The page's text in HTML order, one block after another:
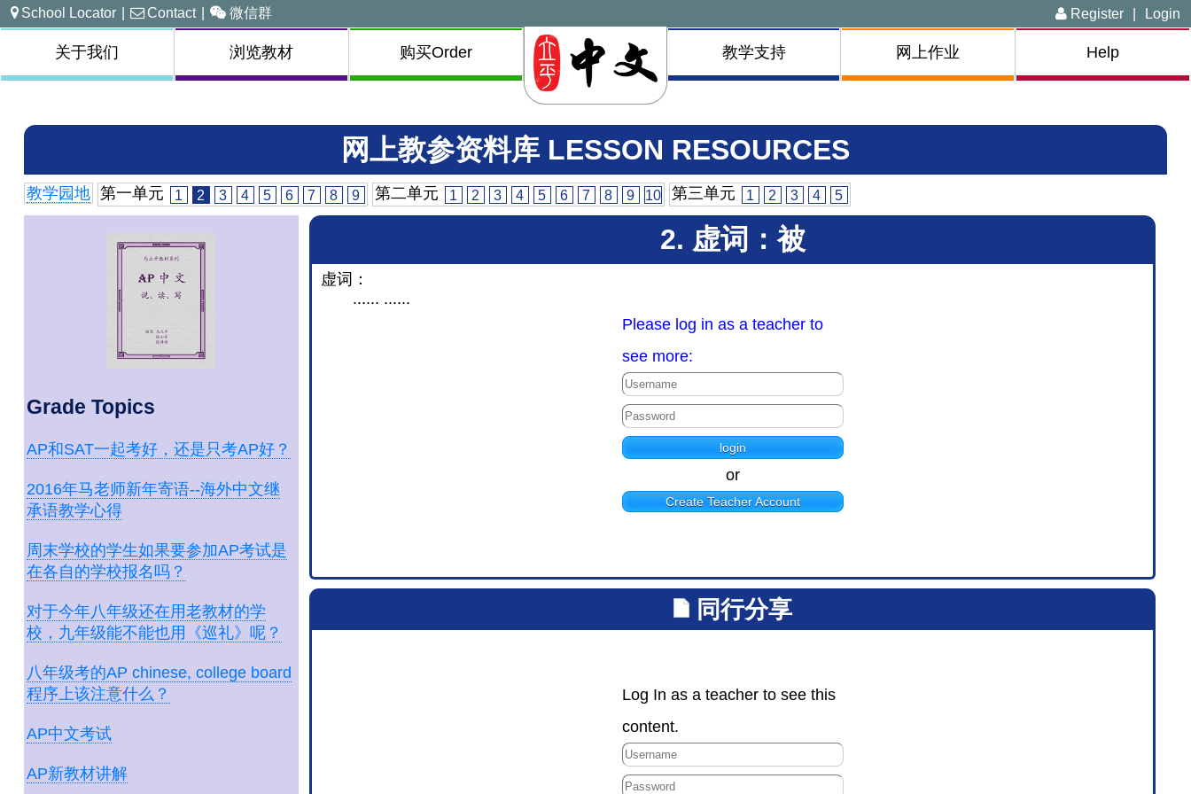
School Locator | Contact | 微信群 Register | Login
关于我们 浏览教材 购买Order 教学支持 网上作业 Help
网上教参资料库 LESSON RESOURCES
教学园地 第一单元 1 2 3 4 5 6 7 8 9 第二单元 1 2 3 4 5 6 7 8 9 10 第三单元 1 2 3 4 5
Grade Topics
AP和SAT一起考好，还是只考AP好？
2016年马老师新年寄语--海外中文继
承语教学心得
周末学校的学生如果要参加AP考试是
在各自的学校报名吗？
对于今年八年级还在用老教材的学
校，九年级能不能也用《巡礼》呢？
八年级考的AP chinese, college board
程序上该注意什么？
AP中文考试
AP新教材讲解
2. 虚词：被
虚词：
...... ......
Please log in as a teacher to
see more:
or
Create Teacher Account
同行分享
Log In as a teacher to see this
content.